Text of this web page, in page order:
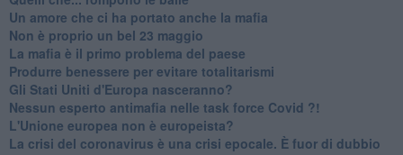
Un amore che ci ha portato anche la mafia
Non è proprio un bel 23 maggio
La mafia è il primo problema del paese
Produrre benessere per evitare totalitarismi
Gli Stati Uniti d'Europa nasceranno?
Nessun esperto antimafia nelle task force Covid ?!
L'Unione europea non è europeista?
La crisi del coronavirus è una crisi epocale. È fuor di dubbio